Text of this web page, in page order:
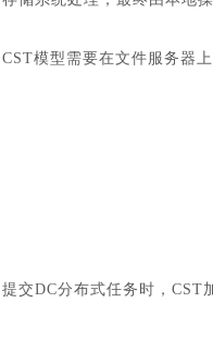
CST模型需要在文件服务器
提交DC分布式任务时，CST